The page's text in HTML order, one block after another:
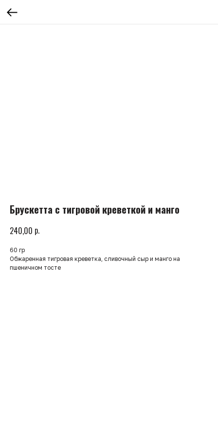
Брускетта с тигровой креветкой и манго
240,00 р.
60 гр
Обжаренная тигровая креветка, сливочный сыр и манго на
пшеничном тосте